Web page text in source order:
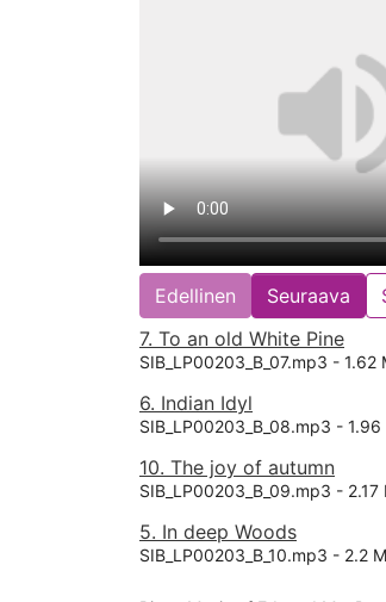
Edellinen Seuraava
7. To an old White Pine
SIB_LP00203_B_07.mp3 - 1.62
6. Indian Idyl
SIB_LP00203_B_08.mp3 - 1.96
10. The joy of autumn
SIB_LP00203_B_09.mp3 - 2.17
5. In deep Woods
SIB_LP00203_B_10.mp3 - 2.2